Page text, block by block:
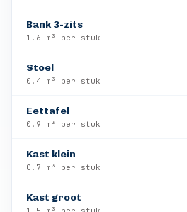
Bank 3-zits
1.6 m³ per stuk
Stoel
0.4 m³ per stuk
Eettafel
0.9 m³ per stuk
Kast klein
0.7 m³ per stuk
Kast groot